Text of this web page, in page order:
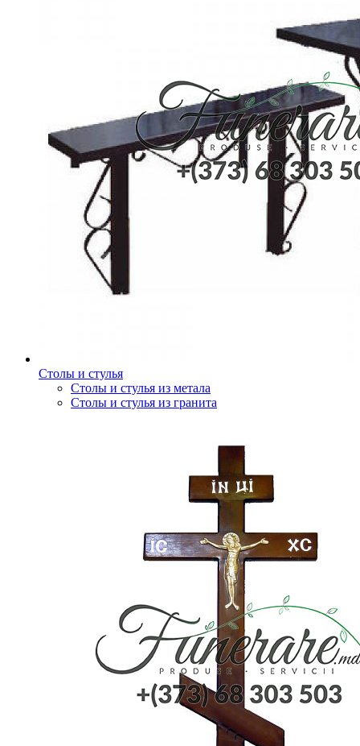
Столы и стулья
Столы и стулья из метала
Столы и стулья из гранита